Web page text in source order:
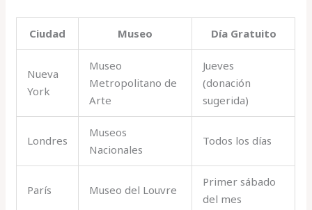
Ciudad Museo Día Gratuito
Nueva
York
Museo
Metropolitano de
Arte
Jueves
(donación
sugerida)
Londres
Museos
Nacionales
Todos los días
París Museo del Louvre
Primer sábado
del mes